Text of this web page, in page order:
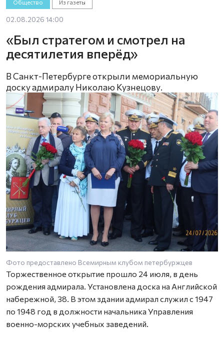
Общество Из газеты
02.08.2026 14:00
«Был стратегом и смотрел на
десятилетия вперёд»
В Санкт-Петербурге открыли мемориальную
доску адмиралу Николаю Кузнецову.
Фото предоставлено Всемирным клубом петербуржцев
Торжественное открытие прошло 24 июля, в день
рождения адмирала. Установлена доска на Английской
набережной, 38. В этом здании адмирал служил с 1947
по 1948 год в должности начальника Управления
военно-морских учебных заведений.